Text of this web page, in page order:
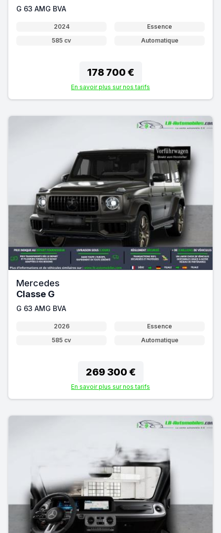
G 63 AMG BVA
2024
Essence
585 cv
Automatique
178 700 €
En savoir plus sur nos tarifs
Mercedes
Classe G
G 63 AMG BVA
2026
Essence
585 cv
Automatique
269 300 €
En savoir plus sur nos tarifs